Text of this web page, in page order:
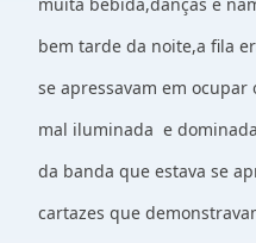
bem tarde da noite,a fila
se apressavam em
mal iluminada e
da banda que estava se
cartazes que